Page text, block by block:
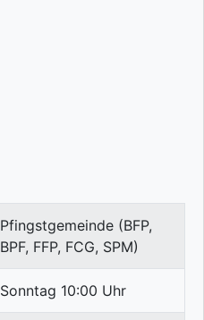
Pfingstgemeinde (BFP,
BPF, FFP, FCG, SPM)
Sonntag 10:00 Uhr